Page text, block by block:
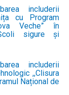
includerii
cu Program
Veche” în
sigure și
includerii
,,Clisura
Național de